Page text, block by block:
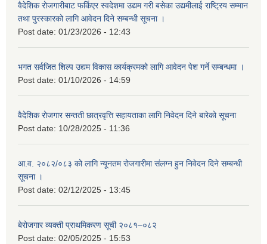
वैदेशिक रोजगारीबाट फर्किएर स्वदेशमा उद्यम गरी बसेका उद्यमीलाई राष्ट्रिय सम्मान
तथा पुरस्कारको लागि आवेदन दिने सम्बन्धी सूचना ।
Post date: 01/23/2026 - 12:43
भगत सर्वजित शिल्प उद्यम विकास कार्यक्रमको लागि आवेदन पेश गर्ने सम्बन्धमा ।
Post date: 01/10/2026 - 14:59
वैदेशिक रोजगार सन्तती छात्रवृत्ति सहायताका लागि निवेदन दिने बारेको सूचना
Post date: 10/28/2025 - 11:36
आ.व. २०८२/०८३ को लागि न्यूनतम रोजगारीमा संलग्न हुन निवेदन दिने सम्बन्धी
सूचना ।
Post date: 02/12/2025 - 13:45
बेरोजगार व्यक्ती प्राथमिकरण सूची २०८१–०८२
Post date: 02/05/2025 - 15:53